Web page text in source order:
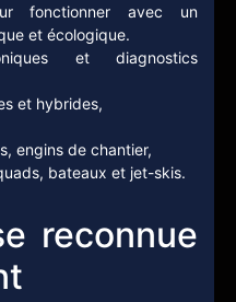
fonctionner avec un
et écologique.
et diagnostics
et hybrides,
engins de chantier,
bateaux et jet-skis.
reconnue